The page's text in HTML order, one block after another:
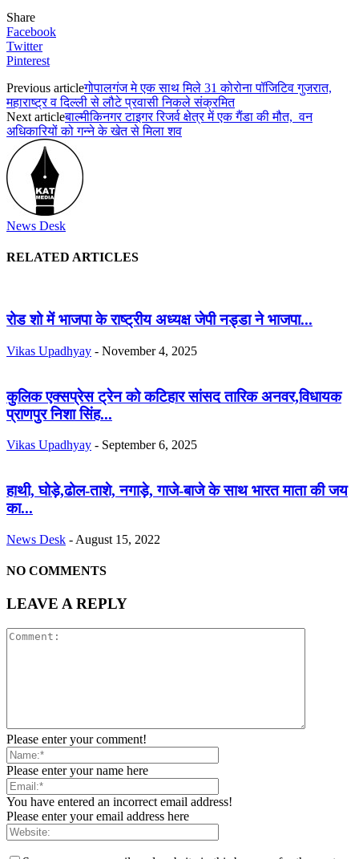
Share
Facebook
Twitter
Pinterest
Previous articleगोपालगंज मे एक साथ मिले 31 कोरोना पॉजिटिव गुजरात,
महाराष्ट्र व दिल्ली से लौटे प्रवासी निकले संक्रमित
Next articleबाल्मीकिनगर टाइगर रिजर्व क्षेत्र में एक गैंडा की मौत, वन
अधिकारियों को गन्ने के खेत से मिला शव
News Desk
RELATED ARTICLES
रोड शो में भाजपा के राष्ट्रीय अध्यक्ष जेपी नड्डा ने भाजपा...
Vikas Upadhyay - November 4, 2025
कुलिक एक्सप्रेस ट्रेन को कटिहार सांसद तारिक अनवर,विधायक
प्राणपुर निशा सिंह...
Vikas Upadhyay - September 6, 2025
हाथी, घोड़े,ढोल-ताशे, नगाड़े, गाजे-बाजे के साथ भारत माता की जय
का...
News Desk - August 15, 2022
NO COMMENTS
LEAVE A REPLY
Please enter your comment!
Please enter your name here
You have entered an incorrect email address!
Please enter your email address here